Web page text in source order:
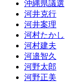
沖縄県議選
河井克行
河井案理
河村たかし
河村建夫
河邉智久
河野太郎
河野正美